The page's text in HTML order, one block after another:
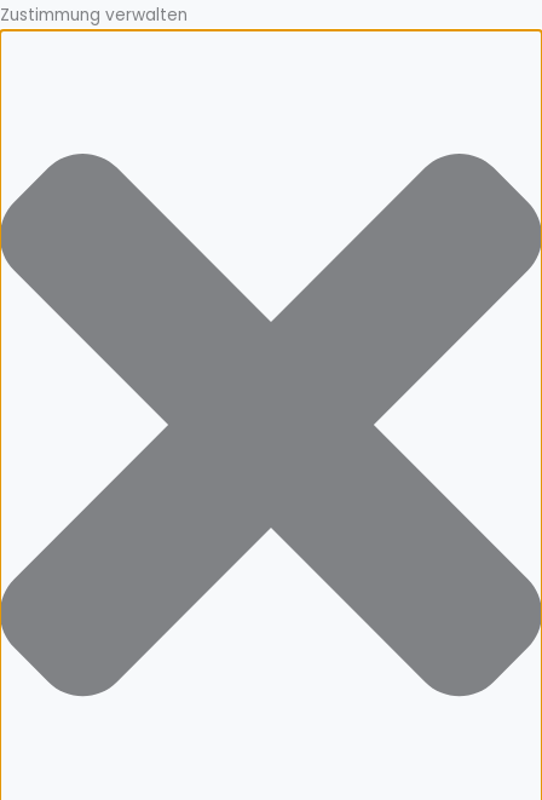
Zustimmung verwalten